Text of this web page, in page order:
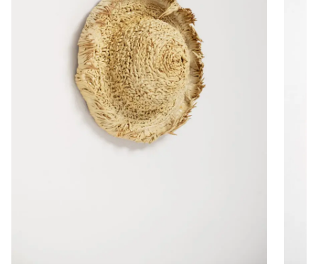
21/4/2023
Laura Põld: kõrghetk oli lamada
põrandal suitsu all
Janno Zõbin. Müürileht. 10/2/2023
Arvustus. Senikogemata jõulutunne
kunstnike hulka lisandusid Laura